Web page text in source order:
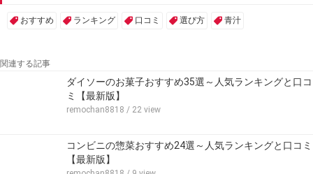
おすすめ ランキング 口コミ 選び方 青汁
関連する記事
ダイソーのお菓子おすすめ35選～人気ランキングと口コ
ミ【最新版】
remochan8818 / 22 view
コンビニの惣菜おすすめ24選～人気ランキングと口コミ
【最新版】